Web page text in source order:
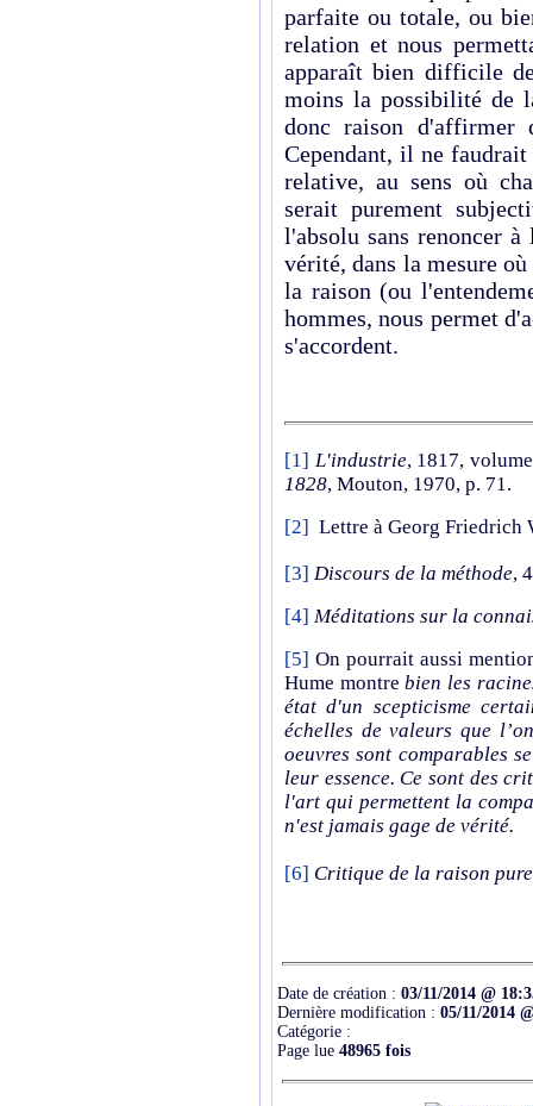
parfaite ou totale, ou
relation et nous
apparaît bien difficile
moins la possibilité de
donc raison d'affirmer
Cependant, il ne
relative, au sens où
serait purement
l'absolu sans renoncer
vérité, dans la mesure
la raison (ou
hommes, nous permet
s'accordent.
[1] L'industrie, 1817,
1828, Mouton, 1970, p. 71.
[2] Lettre à Georg Friedrich
[3] Discours de la méthode, 4
[4] Méditations sur la
[5] On pourrait aussi
Hume montre bien les
état d'un scepticisme
échelles de valeurs que
oeuvres sont comparables
leur essence. Ce sont des
l'art qui permettent la
n'est jamais gage de vérité.
[6] Critique de la raison pure
Date de création : 03/11/2014 @
Dernière modification : 05/11/2014
Catégorie :
Page lue 48965 fois